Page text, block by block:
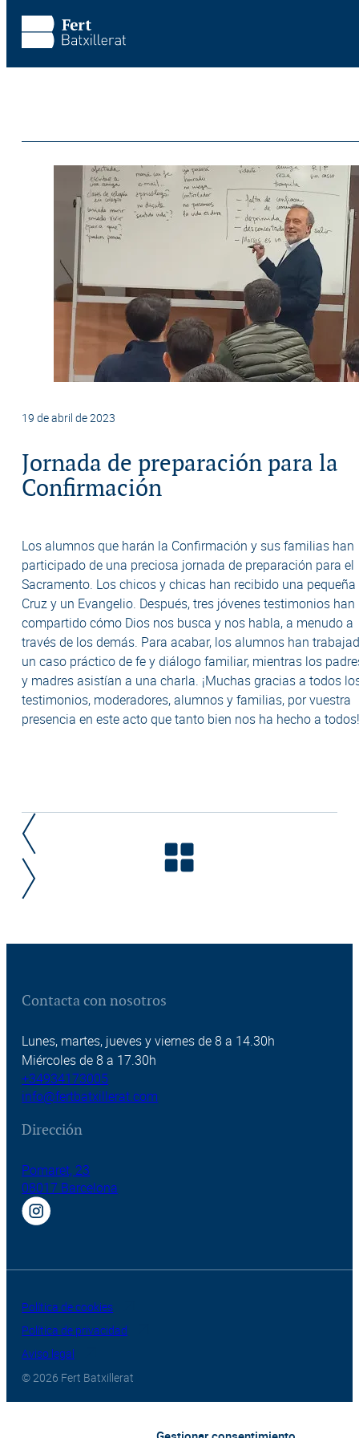
Saltar al contenido principal
19 de abril de 2023
Jornada de preparación para la
Confirmación
Los alumnos que harán la Confirmación y sus familias han
participado de una preciosa jornada de preparación para el
Sacramento. Los chicos y chicas han recibido una pequeña
Cruz y un Evangelio. Después, tres jóvenes testimonios han
compartido cómo Dios nos busca y nos habla, a menudo a
través de los demás. Para acabar, los alumnos han
un caso práctico de fe y diálogo familiar, mientras los
y madres asistían a una charla. ¡Muchas gracias a todos
testimonios, moderadores, alumnos y familias, por vuestra
presencia en este acto que tanto bien nos ha hecho a
Contacta con nosotros
Lunes, martes, jueves y viernes de 8 a 14.30h
Miércoles de 8 a 17.30h
+34934173005
info@fertbatxillerat.com
Dirección
Pomaret, 23
08017 Barcelona
Política de cookies
Política de privacidad
Aviso legal
© 2026 Fert Batxillerat